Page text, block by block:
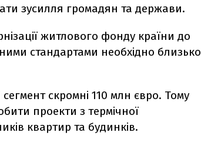
зусилля громадян та держави.
житлового фонду країни до
стандартами необхідно близько
скромні 110 млн євро. Тому
проекти з термічної
квартир та будинків.